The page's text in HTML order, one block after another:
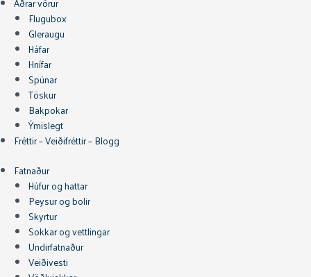
Flugubox
Gleraugu
Háfar
Hnífar
Spúnar
Töskur
Bakpokar
Ýmislegt
Fréttir – Veiðifréttir – Blogg
Fatnaður
Húfur og hattar
Peysur og bolir
Skyrtur
Sokkar og vettlingar
Undirfatnaður
Veiðivesti